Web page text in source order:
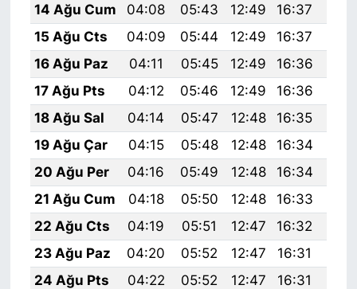
14 Ağu Cum
04:08 05:43 12:49 16:37
15 Ağu Cts
04:09 05:44 12:49 16:37
16 Ağu Paz
04:11 05:45 12:49 16:36
17 Ağu Pts
04:12 05:46 12:49 16:36
18 Ağu Sal
04:14 05:47 12:48 16:35
19 Ağu Çar
04:15 05:48 12:48 16:34
20 Ağu Per
04:16 05:49 12:48 16:34
21 Ağu Cum
04:18 05:50 12:48 16:33
22 Ağu Cts
04:19 05:51 12:47 16:32
23 Ağu Paz
04:20 05:52 12:47 16:31
24 Ağu Pts
04:22 05:52 12:47 16:31